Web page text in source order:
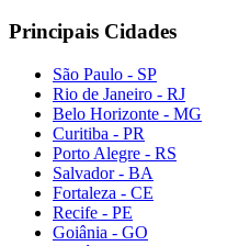
Principais Cidades
São Paulo - SP
Rio de Janeiro - RJ
Belo Horizonte - MG
Curitiba - PR
Porto Alegre - RS
Salvador - BA
Fortaleza - CE
Recife - PE
Goiânia - GO